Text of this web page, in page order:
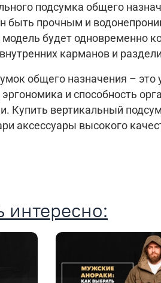
подсумка общего
быть прочным и
будет одновременно
карманов и
общего назначения –
и способность
Купить вертикальный
аксессуары высокого
интересно: